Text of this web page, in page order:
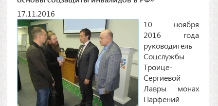
17.11.2016
10 ноября
2016 года
руководитель
Соцслужбы
Троице-
Сергиевой
Лавры монах
Парфений